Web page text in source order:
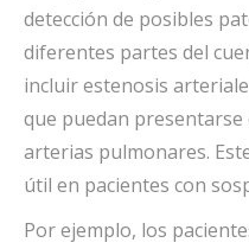
detección de posibles
diferentes partes del
incluir estenosis
que puedan presentarse
arterias pulmonares.
útil en pacientes con
Por ejemplo, los